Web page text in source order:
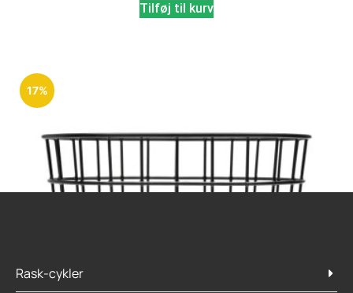
Tilføj til kurv
17%
Rask-cykler